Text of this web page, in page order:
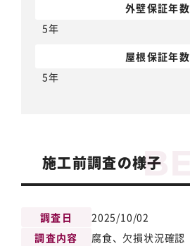
外壁保証年数
5年
屋根保証年数
5年
施工前調査の様子
調査日
2025/10/02
調査内容
腐食、欠損状況確認